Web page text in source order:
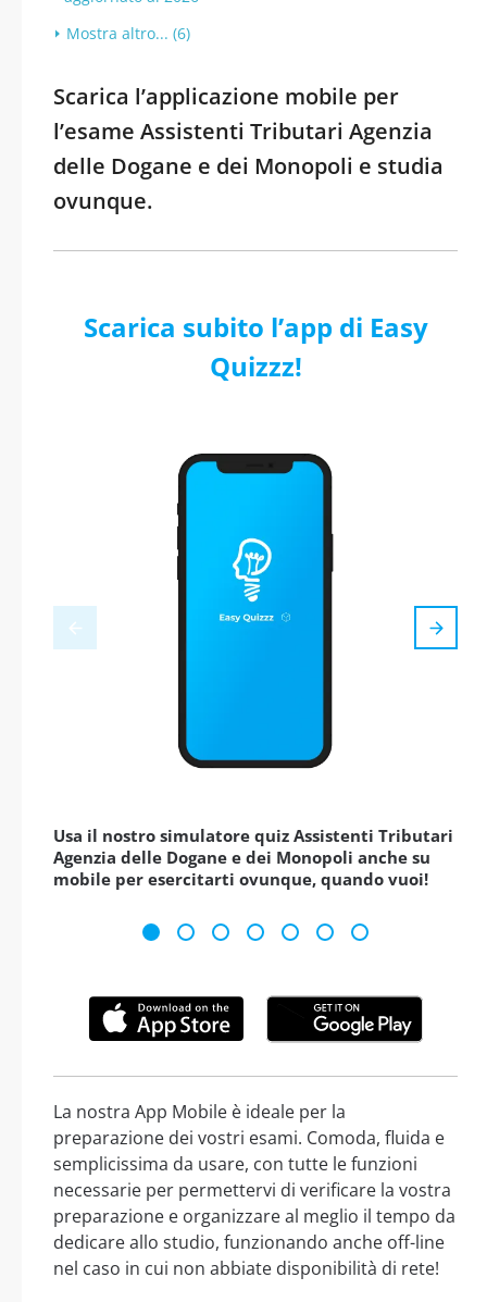
Mostra altro... (6)
Scarica l’applicazione mobile per
l’esame Assistenti Tributari Agenzia
delle Dogane e dei Monopoli e studia
ovunque.
Scarica subito l’app di Easy
Quizzz!
Usa il nostro simulatore quiz Assistenti Tributari
Agenzia delle Dogane e dei Monopoli anche su
mobile per esercitarti ovunque, quando vuoi!
La nostra App Mobile è ideale per la
preparazione dei vostri esami. Comoda, fluida e
semplicissima da usare, con tutte le funzioni
necessarie per permettervi di verificare la vostra
preparazione e organizzare al meglio il tempo da
dedicare allo studio, funzionando anche off-line
nel caso in cui non abbiate disponibilità di rete!